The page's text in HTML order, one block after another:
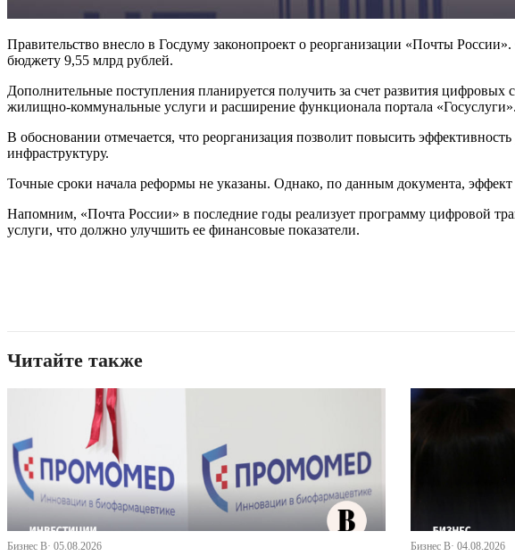
Правительство внесло в Госдуму законопроект о реорганизации «Почты
бюджету 9,55 млрд рублей.
Дополнительные поступления планируется получить за счет развития
жилищно-коммунальные услуги и расширение функционала портала «Госуслуги».
В обосновании отмечается, что реорганизация позволит повысить
инфраструктуру.
Точные сроки начала реформы не указаны. Однако, по данным документа, эффект
Напомним, «Почта России» в последние годы реализует программу цифровой
услуги, что должно улучшить ее финансовые показатели.
Читайте также
Бизнес В· 05.08.2026 Бизнес В· 04.08.2026